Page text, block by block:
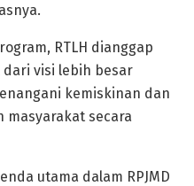
RTLH dianggap
visi lebih besar
kemiskinan dan
masyarakat secara
utama dalam RPJMD